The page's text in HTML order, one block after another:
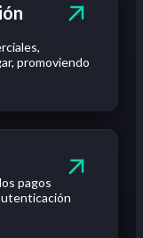
promoviendo
pagos